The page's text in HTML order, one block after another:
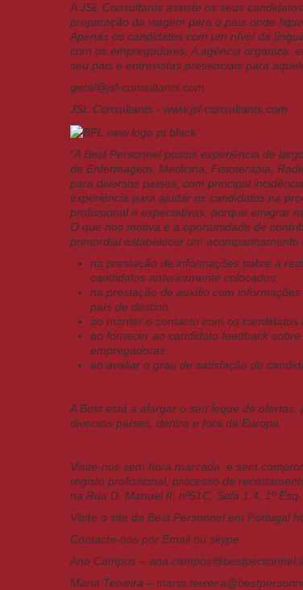
A JSL Consultants assiste os seus
preparação da viagem para o país onde
Apenas os candidatos com um nível da
com os empregadores. A agência organiza
seu pais e entrevistas presenciais para
geral@jsl-consultants.com
JSL Consultants - www.jsl-consultants.com
“A Best Personnel possui experiência de
de Enfermagem, Medicina, Fisioterapia,
para diversos países, com principal
experiência para ajudar os candidatos na
profissional e expectativas, porque emigrar
O que nos motiva é a oportunidade de
primordial estabelecer um
na prestação de informações sobre a
candidatos anteriormente colocados;
na prestação de auxílio com
país de destino;
ao manter o contacto com os candidatos
ao fornecer ao candidato feedback
empregadoras;
ao avaliar o grau de satisfação do
A Best está a alargar o seu leque de
diversos países, dentro e fora da Europa.
Visite-nos sem hora marcada, e sem
registo profissional, processo de
na Rua D. Manuel II, nº51C, Sala 1.4, 1º
Visite o site da Best Personnel em Portugal
Contacte-nos por Email ou skype:
Ana Campos –
Marta Teixeira –